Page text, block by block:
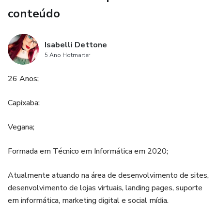
utilizado na fabricação, além de apresentar as máquinas e
permite que os empreendedores tenham um
conhecimento completo sobre os ingredientes e
equipamentos necessários para o negócio.
ensinar a fabricação dos picolés, o produto também
produtos. Isso é fundamental para garantir a qualidade e a
apresentação dos picolés, tornando-os mais atrativos para
conteúdo
Isabelli Dettone
5 Ano Hotmarter
26 Anos;
Capixaba;
Vegana;
Formada em Técnico em Informática em 2020;
Atualmente atuando na área de desenvolvimento de sites,
desenvolvimento de lojas virtuais, landing pages, suporte
em informática, marketing digital e social mídia.